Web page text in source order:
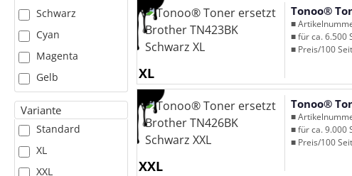
Schwarz
Cyan
Magenta
Gelb
Variante
Standard
XL
XXL
XL
Tonoo®
■
■ für ca. 6.500
■ Preis/100
XXL
Tonoo®
■
■ für ca. 9.000
■ Preis/100